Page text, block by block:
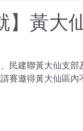
】黃
民建聯黃大仙支
賽邀得黃大仙區